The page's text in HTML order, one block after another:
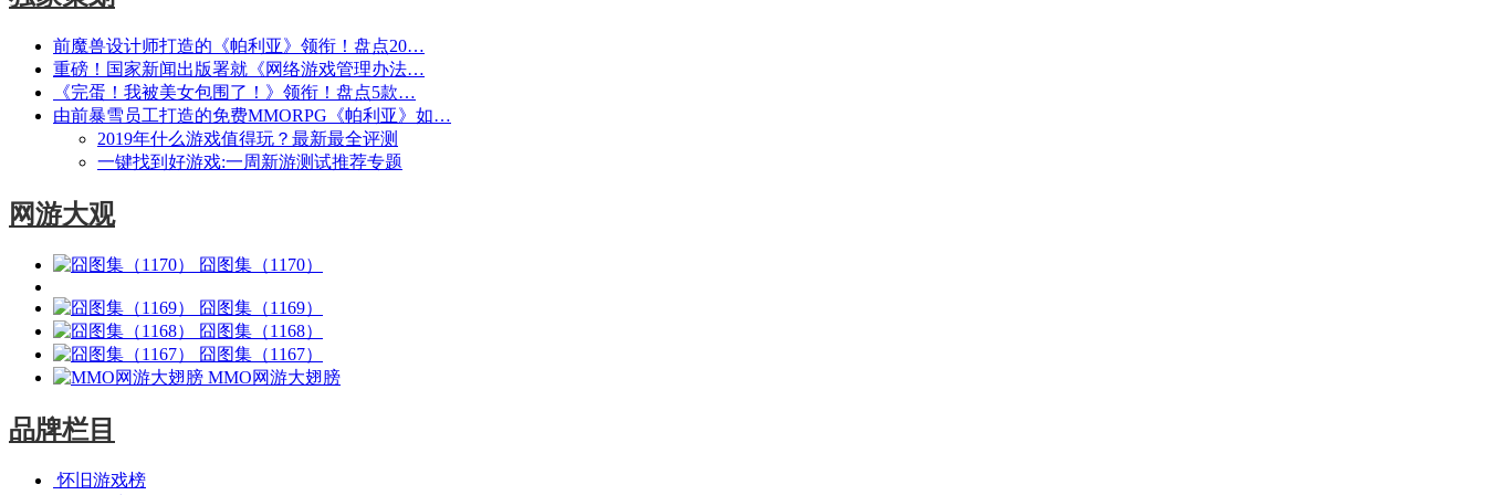
前魔兽设计师打造的《帕利亚》领衔！盘点20…
重磅！国家新闻出版署就《网络游戏管理办法…
《完蛋！我被美女包围了！》领衔！盘点5款…
由前暴雪员工打造的免费MMORPG《帕利亚》如…
2019年什么游戏值得玩？最新最全评测
一键找到好游戏:一周新游测试推荐专题
网游大观
囧图集（1170）
囧图集（1169）
囧图集（1168）
囧图集（1167）
MMO网游大翅膀
品牌栏目
怀旧游戏榜